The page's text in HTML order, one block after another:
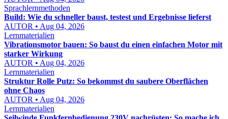
Sprachlernmethoden
Build: Wie du schneller baust, testest und Ergebnisse lieferst
AUTOR • Aug 04, 2026
Lernmaterialien
Vibrationsmotor bauen: So baust du einen einfachen Motor mit
starker Wirkung
AUTOR • Aug 04, 2026
Lernmaterialien
Struktur Rolle Putz: So bekommst du saubere Oberflächen
ohne Chaos
AUTOR • Aug 04, 2026
Lernmaterialien